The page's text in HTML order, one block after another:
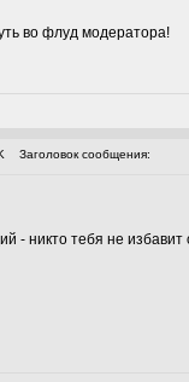
во флуд модератора!
Заголовок сообщения:
- никто тебя не